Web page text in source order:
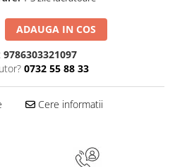
ADAUGA IN COS
9786303321097
0732 55 88 33
Cere informatii